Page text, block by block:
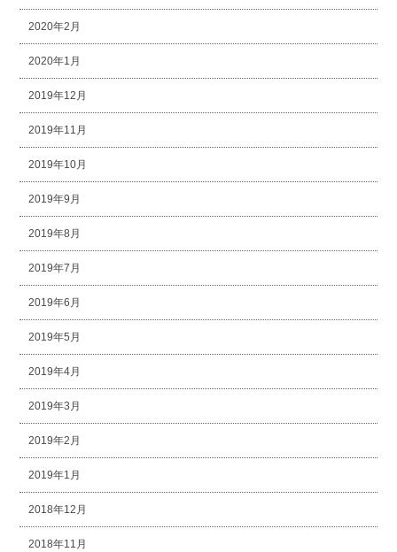
2020年2月
2020年1月
2019年12月
2019年11月
2019年10月
2019年9月
2019年8月
2019年7月
2019年6月
2019年5月
2019年4月
2019年3月
2019年2月
2019年1月
2018年12月
2018年11月